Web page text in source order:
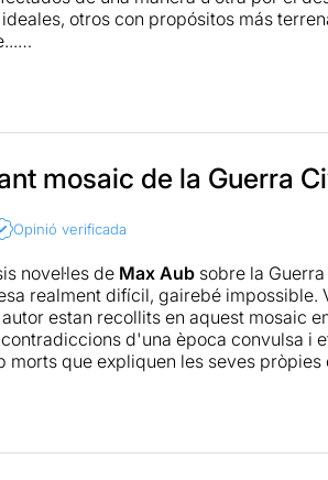
otros con propósitos más
mosaic de la Guerra
Opinió verificada
novel·les deMax Aubsobre la
realment difícil, gairebé
estan recollits en aquest mosaic
d'una època convulsa i
morts que expliquen les seves
A vegades es troba a faltar un